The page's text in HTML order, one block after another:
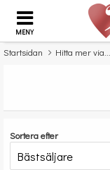
MENY
Startsidan Hitta mer via...
Sortera efter